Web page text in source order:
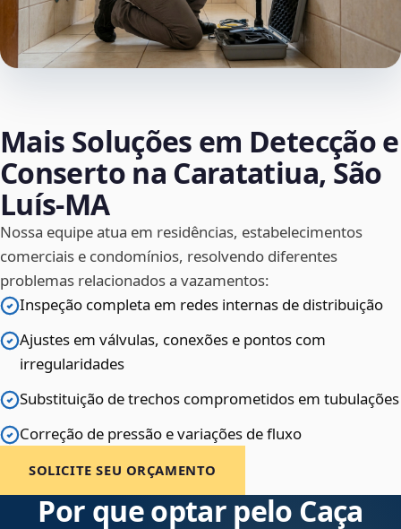
Mais Soluções em Detecção e
Conserto na Caratatiua, São
Luís‑MA
Nossa equipe atua em residências, estabelecimentos
comerciais e condomínios, resolvendo diferentes
problemas relacionados a vazamentos:
Inspeção completa em redes internas de distribuição
Ajustes em válvulas, conexões e pontos com
irregularidades
Substituição de trechos comprometidos em tubulações
Correção de pressão e variações de fluxo
SOLICITE SEU ORÇAMENTO
Por que optar pelo Caça